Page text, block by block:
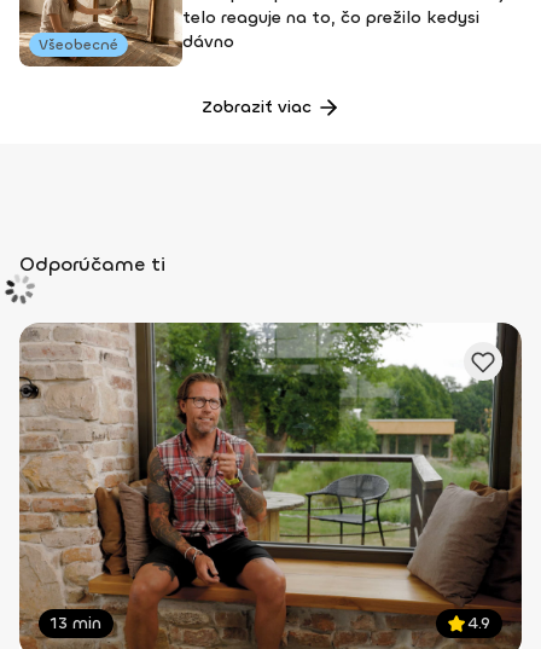
Všeobecné
telo reaguje na to, čo prežilo kedysi
dávno
Zobraziť viac
Odporúčame ti
13 min 4.9